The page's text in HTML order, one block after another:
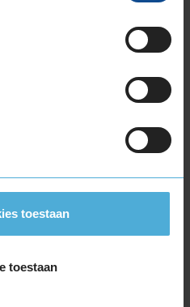
toestaan
toestaan
RUNFLAT
RUNFLAT